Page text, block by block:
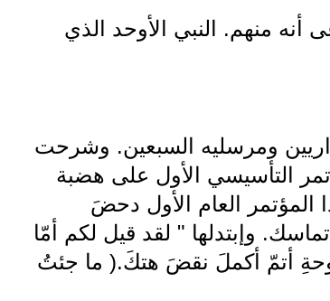
منهم. النبي الأوحد الذي
ومرسليه السبعين. وشرحت
التأسيسي الأول على هضبة
العام الأول دحضَ
معنى ولا تماسك. وإبتدلها " لقد قيل لكم أمّا
أتمّ أكملَ نقضَ هتكَ.( ما جئتُ